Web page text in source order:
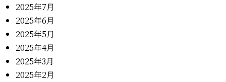
2025年7月
2025年6月
2025年5月
2025年4月
2025年3月
2025年2月